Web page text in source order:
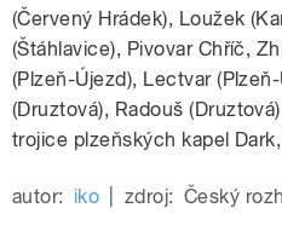
(Červený Hrádek), Loužek
(Štáhlavice), Pivovar Chříč,
(Plzeň-Újezd), Lectvar
(Druztová), Radouš
trojice plzeňských kapel
autor: iko zdroj: Český